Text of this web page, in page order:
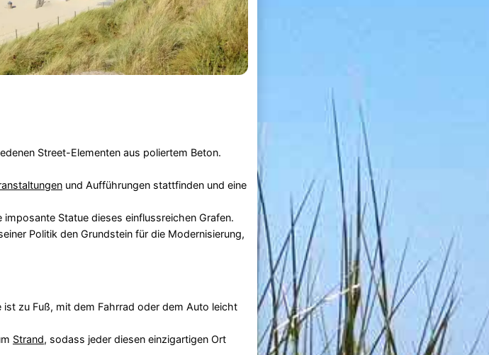
Street-Elementen aus poliertem Beton.
und Aufführungen stattfinden und eine
Statue dieses einflussreichen Grafen.
Politik den Grundstein für die Modernisierung,
ist zu Fuß, mit dem Fahrrad oder dem Auto leicht
Strand, sodass jeder diesen einzigartigen Ort